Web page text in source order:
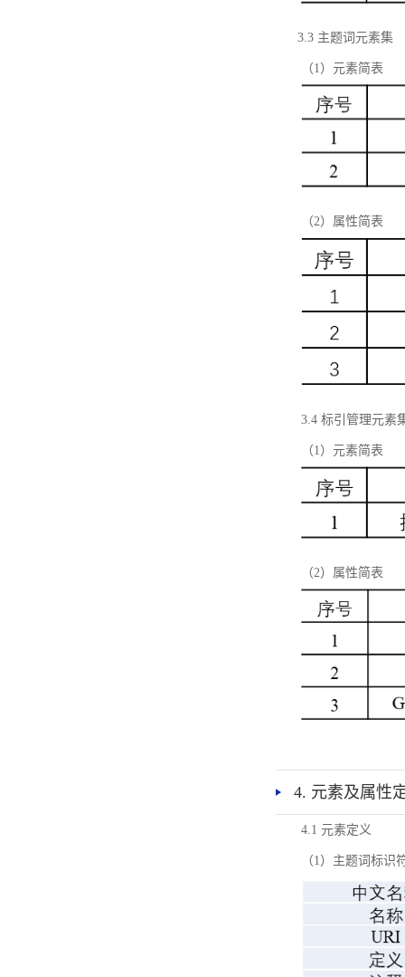
3.3 主题词元素集
（1）元素简表
（2）属性简表
3.4 标引管理元素
（1）元素简表
（2）属性简表
4. 元素及属性
4.1 元素定义
（1）主题词标识